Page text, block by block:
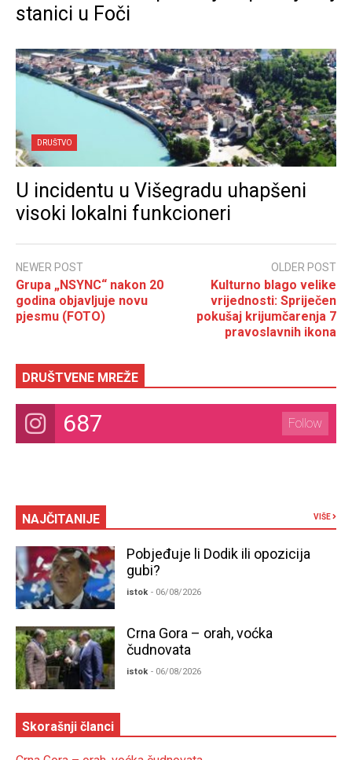
stanici u Foči
DRUŠTVO
U incidentu u Višegradu uhapšeni
visoki lokalni funkcioneri
NEWER POST
Grupa „NSYNC“ nakon 20
godina objavljuje novu
pjesmu (FOTO)
OLDER POST
Kulturno blago velike
vrijednosti: Spriječen
pokušaj krijumčarenja 7
pravoslavnih ikona
DRUŠTVENE MREŽE
687 Follow
NAJČITANIJE VIŠE
Pobjeđuje li Dodik ili opozicija
gubi?
istok - 06/08/2026
Crna Gora – orah, voćka
čudnovata
istok - 06/08/2026
Skorašnji članci